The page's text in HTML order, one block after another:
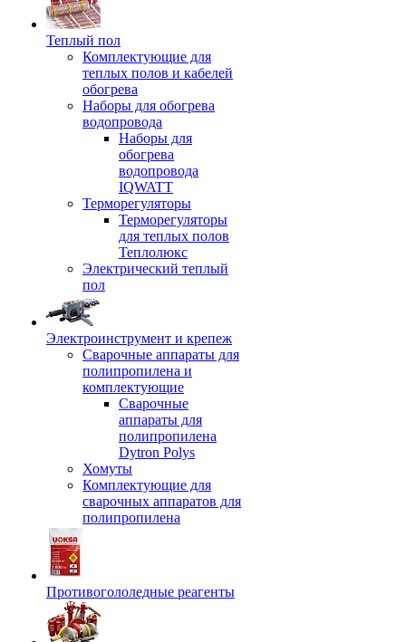
Теплый пол
Комплектующие для
теплых полов и кабелей
обогрева
Наборы для обогрева
водопровода
Наборы для
обогрева
водопровода
IQWATT
Терморегуляторы
Терморегуляторы
для теплых полов
Теплолюкс
Электрический теплый
пол
Электроинструмент и крепеж
Сварочные аппараты для
полипропилена и
комплектующие
Сварочные
аппараты для
полипропилена
Dytron Polys
Хомуты
Комплектующие для
сварочных аппаратов для
полипропилена
Противогололедные реагенты